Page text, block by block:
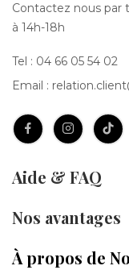
Contactez nous par
à 14h-18h
Tel : 04 66 05 54 02
Email :
Aide & FAQ
Nos avantages
À propos de